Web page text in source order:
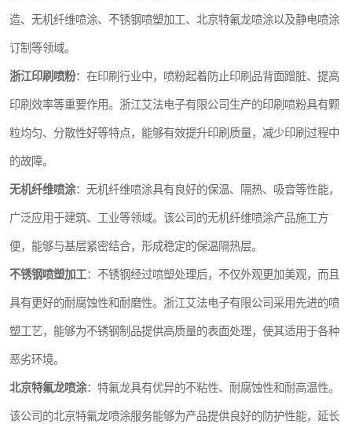
造、无机纤维喷涂、不锈钢喷塑加工、北京特氟龙喷涂以及静电喷涂
订制等领域。
浙江印刷喷粉：在印刷行业中，喷粉起着防止印刷品背面蹭脏、提高
印刷效率等重要作用。浙江艾法电子有限公司生产的印刷喷粉具有颗
粒均匀、分散性好等特点，能够有效提升印刷质量，减少印刷过程中
的故障。
无机纤维喷涂：无机纤维喷涂具有良好的保温、隔热、吸音等性能，
广泛应用于建筑、工业等领域。该公司的无机纤维喷涂产品施工方
便，能够与基层紧密结合，形成稳定的保温隔热层。
不锈钢喷塑加工：不锈钢经过喷塑处理后，不仅外观更加美观，而且
具有更好的耐腐蚀性和耐磨性。浙江艾法电子有限公司采用先进的喷
塑工艺，能够为不锈钢制品提供高质量的表面处理，使其适用于各种
恶劣环境。
北京特氟龙喷涂：特氟龙具有优异的不粘性、耐腐蚀性和耐高温性。
该公司的北京特氟龙喷涂服务能够为产品提供良好的防护性能，延长